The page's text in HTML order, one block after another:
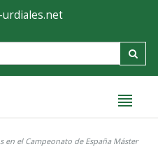
en el Campeonato de España Máster